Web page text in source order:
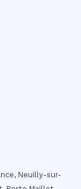
Neuilly-sur-